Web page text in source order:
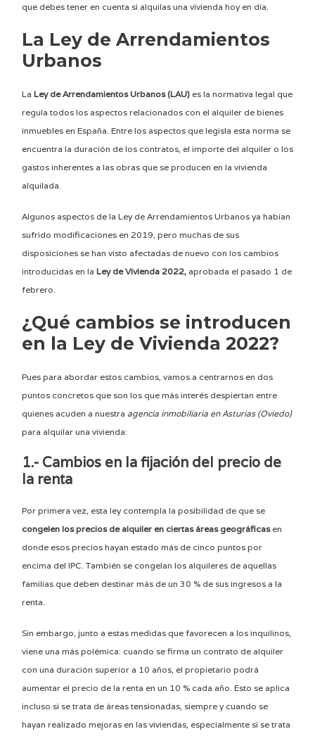
que debes tener en cuenta si alquilas una vivienda hoy en día.
La Ley de Arrendamientos
Urbanos
La Ley de Arrendamientos Urbanos (LAU) es la normativa legal que
regula todos los aspectos relacionados con el alquiler de bienes
inmuebles en España. Entre los aspectos que legisla esta norma se
encuentra la duración de los contratos, el importe del alquiler o los
gastos inherentes a las obras que se producen en la vivienda
alquilada.
Algunos aspectos de la Ley de Arrendamientos Urbanos ya habían
sufrido modificaciones en 2019, pero muchas de sus
disposiciones se han visto afectadas de nuevo con los cambios
introducidas en la Ley de Vivienda 2022, aprobada el pasado 1 de
febrero.
¿Qué cambios se introducen
en la Ley de Vivienda 2022?
Pues para abordar estos cambios, vamos a centrarnos en dos
puntos concretos que son los que más interés despiertan entre
quienes acuden a nuestra agencia inmobiliaria en Asturias (Oviedo)
para alquilar una vivienda:
1.- Cambios en la fijación del precio de
la renta
Por primera vez, esta ley contempla la posibilidad de que se
congelen los precios de alquiler en ciertas áreas geográficasen
donde esos precios hayan estado más de cinco puntos por
encima del IPC. También se congelan los alquileres de aquellas
familias que deben destinar más de un 30 % de sus ingresos a la
renta.
Sin embargo, junto a estas medidas que favorecen a los inquilinos,
viene una más polémica: cuando se firma un contrato de alquiler
con una duración superior a 10 años, el propietario podrá
aumentar el precio de la renta en un 10 % cada año. Esto se aplica
incluso si se trata de áreas tensionadas, siempre y cuando se
hayan realizado mejoras en las viviendas, especialmente si se trata